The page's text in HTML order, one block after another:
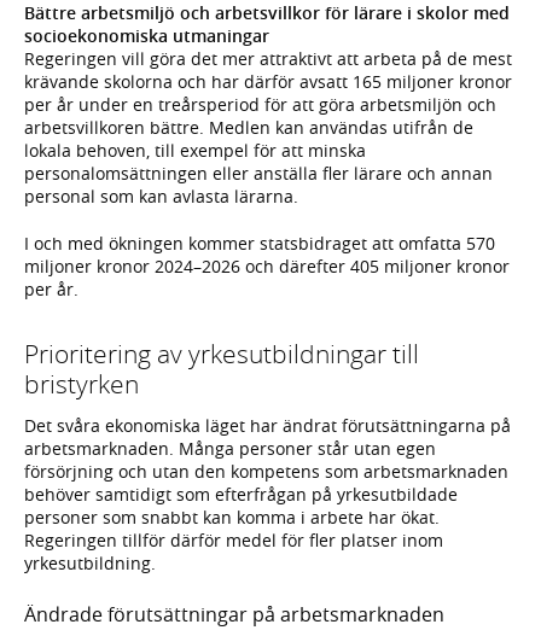
Bättre arbetsmiljö och arbetsvillkor för lärare i skolor med
socioekonomiska utmaningar
Regeringen vill göra det mer attraktivt att arbeta på de mest
krävande skolorna och har därför avsatt 165 miljoner kronor
per år under en treårsperiod för att göra arbetsmiljön och
arbetsvillkoren bättre. Medlen kan användas utifrån de
lokala behoven, till exempel för att minska
personalomsättningen eller anställa fler lärare och annan
personal som kan avlasta lärarna.
I och med ökningen kommer statsbidraget att omfatta 570
miljoner kronor 2024–2026 och därefter 405 miljoner kronor
per år.
Prioritering av yrkesutbildningar till
bristyrken
Det svåra ekonomiska läget har ändrat förutsättningarna på
arbetsmarknaden. Många personer står utan egen
försörjning och utan den kompetens som arbetsmarknaden
behöver samtidigt som efterfrågan på yrkesutbildade
personer som snabbt kan komma i arbete har ökat.
Regeringen tillför därför medel för fler platser inom
yrkesutbildning.
Ändrade förutsättningar på arbetsmarknaden